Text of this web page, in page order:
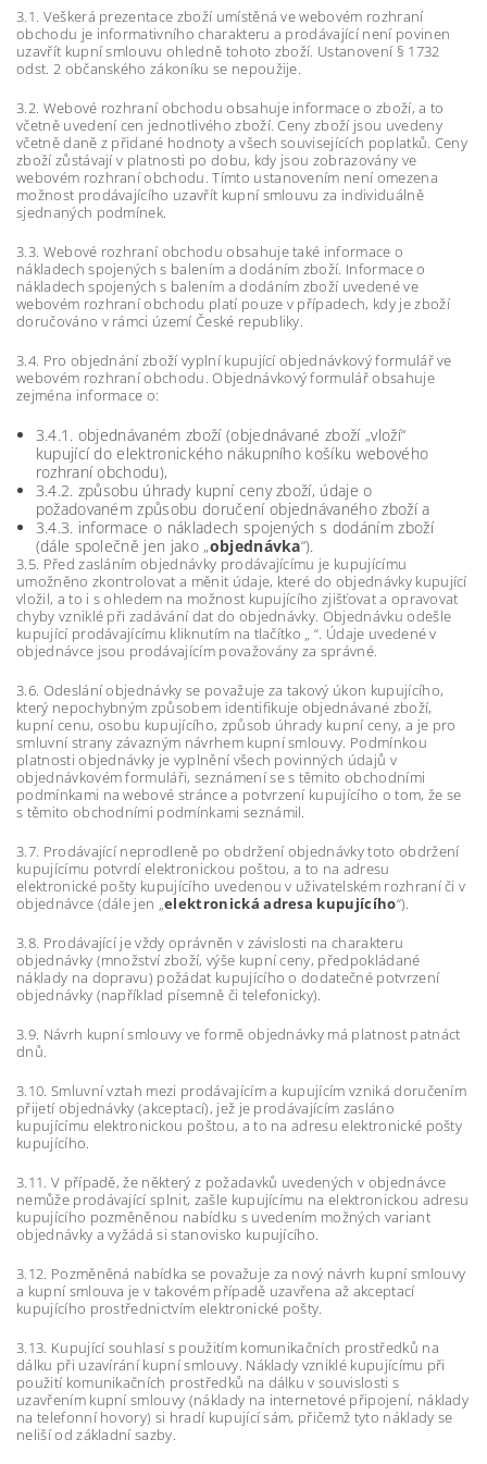
3.1. Veškerá prezentace zboží umístěná ve webovém rozhraní
obchodu je informativního charakteru a prodávající není povinen
uzavřít kupní smlouvu ohledně tohoto zboží. Ustanovení § 1732
odst. 2 občanského zákoníku se nepoužije.
3.2. Webové rozhraní obchodu obsahuje informace o zboží, a to
včetně uvedení cen jednotlivého zboží. Ceny zboží jsou uvedeny
včetně daně z přidané hodnoty a všech souvisejících poplatků. Ceny
zboží zůstávají v platnosti po dobu, kdy jsou zobrazovány ve
webovém rozhraní obchodu. Tímto ustanovením není omezena
možnost prodávajícího uzavřít kupní smlouvu za individuálně
sjednaných podmínek.
3.3. Webové rozhraní obchodu obsahuje také informace o
nákladech spojených s balením a dodáním zboží. Informace o
nákladech spojených s balením a dodáním zboží uvedené ve
webovém rozhraní obchodu platí pouze v případech, kdy je zboží
doručováno v rámci území České republiky.
3.4. Pro objednání zboží vyplní kupující objednávkový formulář ve
webovém rozhraní obchodu. Objednávkový formulář obsahuje
zejména informace o:
3.4.1. objednávaném zboží (objednávané zboží „vloží“
kupující do elektronického nákupního košíku webového
rozhraní obchodu),
3.4.2. způsobu úhrady kupní ceny zboží, údaje o
požadovaném způsobu doručení objednávaného zboží a
3.4.3. informace o nákladech spojených s dodáním zboží
(dále společně jen jako „objednávka“).
3.5. Před zasláním objednávky prodávajícímu je kupujícímu
umožněno zkontrolovat a měnit údaje, které do objednávky kupující
vložil, a to i s ohledem na možnost kupujícího zjišťovat a opravovat
chyby vzniklé při zadávání dat do objednávky. Objednávku odešle
kupující prodávajícímu kliknutím na tlačítko „ “. Údaje uvedené v
objednávce jsou prodávajícím považovány za správné.
3.6. Odeslání objednávky se považuje za takový úkon kupujícího,
který nepochybným způsobem identifikuje objednávané zboží,
kupní cenu, osobu kupujícího, způsob úhrady kupní ceny, a je pro
smluvní strany závazným návrhem kupní smlouvy. Podmínkou
platnosti objednávky je vyplnění všech povinných údajů v
objednávkovém formuláři, seznámení se s těmito obchodními
podmínkami na webové stránce a potvrzení kupujícího o tom, že se
s těmito obchodními podmínkami seznámil.
3.7. Prodávající neprodleně po obdržení objednávky toto obdržení
kupujícímu potvrdí elektronickou poštou, a to na adresu
elektronické pošty kupujícího uvedenou v uživatelském rozhraní či v
objednávce (dále jen „elektronická adresa kupujícího“).
3.8. Prodávající je vždy oprávněn v závislosti na charakteru
objednávky (množství zboží, výše kupní ceny, předpokládané
náklady na dopravu) požádat kupujícího o dodatečné potvrzení
objednávky (například písemně či telefonicky).
3.9. Návrh kupní smlouvy ve formě objednávky má platnost patnáct
dnů.
3.10. Smluvní vztah mezi prodávajícím a kupujícím vzniká doručením
přijetí objednávky (akceptací), jež je prodávajícím zasláno
kupujícímu elektronickou poštou, a to na adresu elektronické pošty
kupujícího.
3.11. V případě, že některý z požadavků uvedených v objednávce
nemůže prodávající splnit, zašle kupujícímu na elektronickou adresu
kupujícího pozměněnou nabídku s uvedením možných variant
objednávky a vyžádá si stanovisko kupujícího.
3.12. Pozměněná nabídka se považuje za nový návrh kupní smlouvy
a kupní smlouva je v takovém případě uzavřena až akceptací
kupujícího prostřednictvím elektronické pošty.
3.13. Kupující souhlasí s použitím komunikačních prostředků na
dálku při uzavírání kupní smlouvy. Náklady vzniklé kupujícímu při
použití komunikačních prostředků na dálku v souvislosti s
uzavřením kupní smlouvy (náklady na internetové připojení, náklady
na telefonní hovory) si hradí kupující sám, přičemž tyto náklady se
neliší od základní sazby.